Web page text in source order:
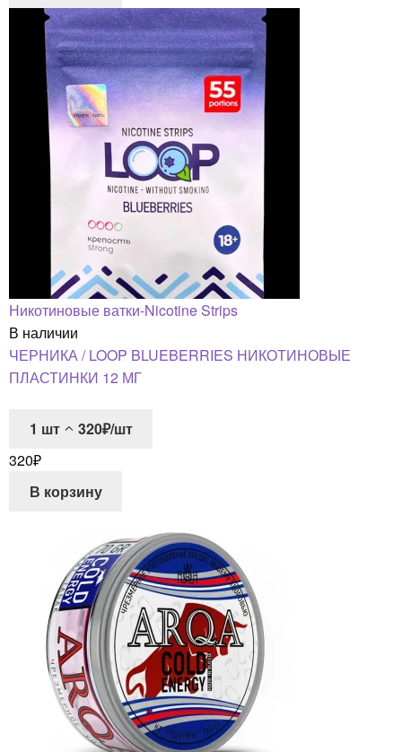
Никотиновые ватки-Nicotine Strips
В наличии
ЧЕРНИКА / LOOP BLUEBERRIES НИКОТИНОВЫЕ
ПЛАСТИНКИ 12 МГ
1 шт
320₽/шт
320₽
В корзину